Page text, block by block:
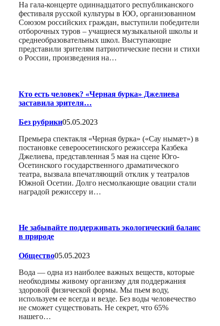
На гала-концерте одиннадцатого республиканского
фестиваля русской культуры в ЮО, организованном
Союзом российских граждан, выступили победители
отборочных туров – учащиеся музыкальной школы и
среднеобразовательных школ. Выступающие
представили зрителям патриотические песни и стихи
о России, произведения на…
Кто есть человек? «Черная бурка» Джелиева
заставила зрителя…
Без рубрики05.05.2023
Премьера спектакля «Черная бурка» («Сау нымæт») в
постановке североосетинского режиссера Казбека
Джелиева, представленная 5 мая на сцене Юго-
Осетинского государственного драматического
театра, вызвала впечатляющий отклик у театралов
Южной Осетии. Долго несмолкающие овации стали
наградой режиссеру и…
Не забывайте поддерживать экологический баланс
в природе
Общество05.05.2023
Вода — одна из наиболее важных веществ, которые
необходимы живому организму для поддержания
здоровой физической формы. Мы пьем воду,
используем ее всегда и везде. Без воды человечество
не сможет существовать. Не секрет, что 65%
нашего…